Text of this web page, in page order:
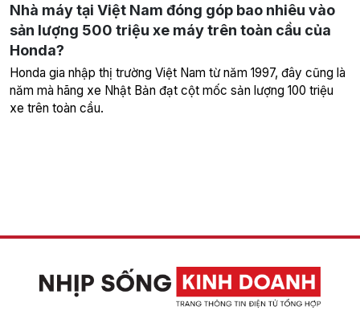
Nhà máy tại Việt Nam đóng góp bao nhiêu vào
sản lượng 500 triệu xe máy trên toàn cầu của
Honda?
Honda gia nhập thị trường Việt Nam từ năm 1997, đây cũng là
năm mà hãng xe Nhật Bản đạt cột mốc sản lượng 100 triệu
xe trên toàn cầu.